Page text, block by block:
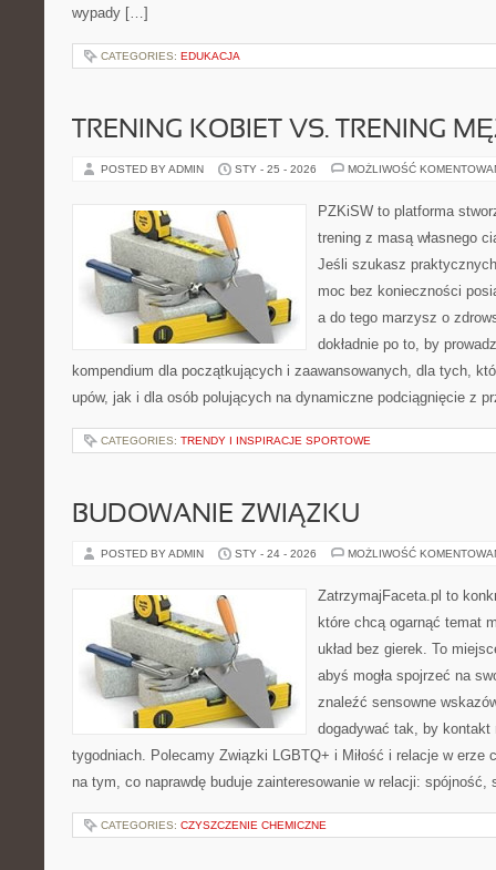
wypady […]
CATEGORIES: EDUKACJA
TRENING KOBIET VS. TRENING
POSTED BY ADMIN STY - 25 - 2026 MOŻLIWOŚĆ
PZKiSW to platforma
trening z masą własnego
Jeśli szukasz
moc bez konieczności
a do tego marzysz o
dokładnie po to, by
kompendium dla początkujących i zaawansowanych, dla tych,
upów, jak i dla osób polujących na dynamiczne podciągnięcie z
CATEGORIES: TRENDY I INSPIRACJE SPORTOWE
BUDOWANIE ZWIĄZKU
POSTED BY ADMIN STY - 24 - 2026 MOŻLIWOŚĆ
ZatrzymajFaceta.pl to
które chcą ogarnąć temat
układ bez gierek. To
abyś mogła spojrzeć na
znaleźć sensowne
dogadywać tak, by kontakt
tygodniach. Polecamy Związki LGBTQ+ i Miłość i relacje w erze
na tym, co naprawdę buduje zainteresowanie w relacji:
CATEGORIES: CZYSZCZENIE CHEMICZNE